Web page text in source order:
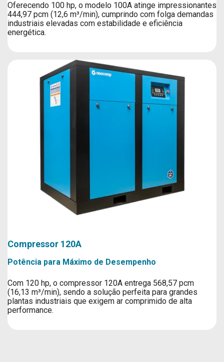
Oferecendo 100 hp, o modelo 100A atinge impressionantes
444,97 pcm (12,6 m³/min), cumprindo com folga demandas
industriais elevadas com estabilidade e eficiência
energética.
Compressor 120A
Potência para Máximo de Desempenho
Com 120 hp, o compressor 120A entrega 568,57 pcm
(16,13 m³/min), sendo a solução perfeita para grandes
plantas industriais que exigem ar comprimido de alta
performance.